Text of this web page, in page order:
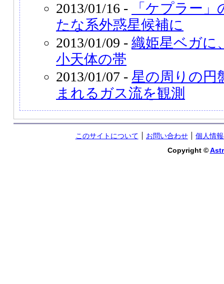
2013/01/16 -
「ケプラー
たな系外惑星候補に
2013/01/09 - 織姫星ベガに
小天体の帯
2013/01/07 - 星の周りの円
まれるガス流を観測
このサイトについて お問い合わせ
個人情
Copyright ©